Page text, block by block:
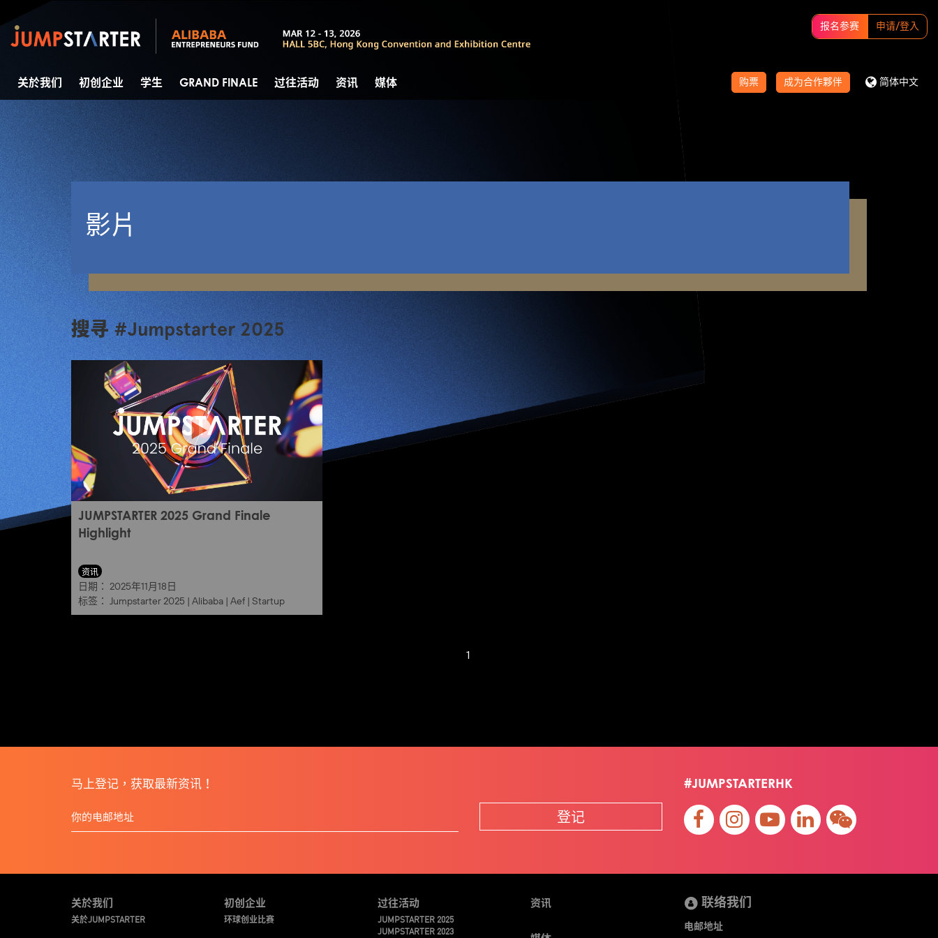
报名参赛 申请/登入
购票 成为合作夥伴 简体中文
关於我们 初创企业 学生 GRAND FINALE 过往活动 资讯 媒体
影片
搜寻 #Jumpstarter 2025
JUMPSTARTER 2025 Grand Finale
Highlight
资讯
日期： 2025年11月18日
标签： Jumpstarter 2025 | Alibaba | Aef | Startup
1
马上登记，获取最新资讯！
登记
#JUMPSTARTERHK
关於我们
关於JUMPSTARTER
初创企业
环球创业比赛
过往活动
JUMPSTARTER 2025
JUMPSTARTER 2023
资讯 联络我们
电邮地址